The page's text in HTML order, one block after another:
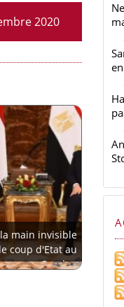
2020
main invisible
coup d'Etat au
Soudan